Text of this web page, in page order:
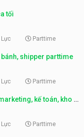
tối
Parttime
bánh, shipper parttime
Parttime
kế toán, kho –
Parttime